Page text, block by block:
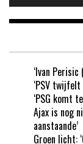
‘Ivan
‘PSV
‘PSG komt
Ajax is nog
aanstaande’
Groen licht: